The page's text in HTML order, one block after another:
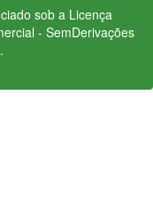
sob a Licença
- SemDerivações